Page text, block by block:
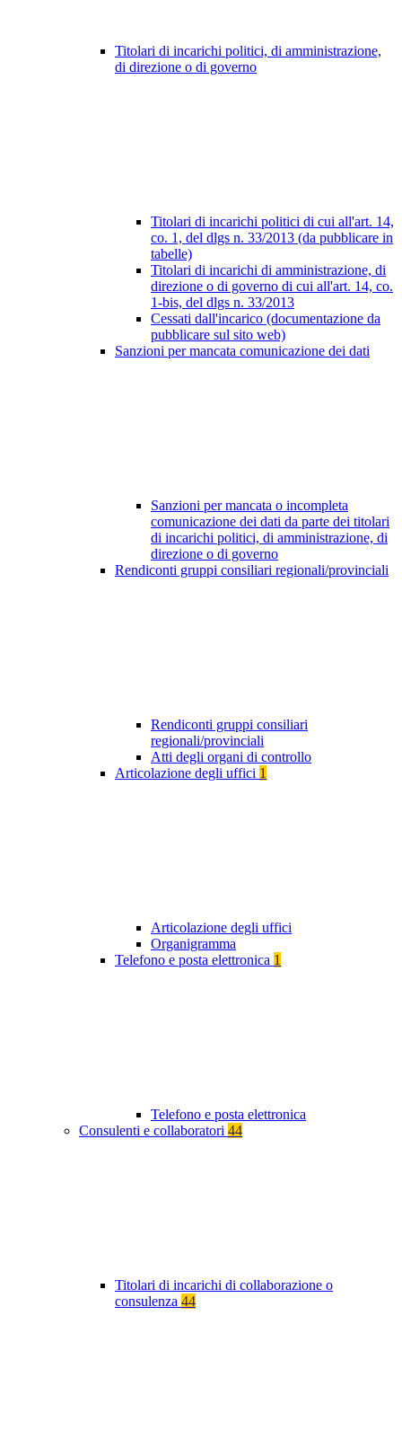
Titolari di incarichi politici, di amministrazione,
di direzione o di governo
Titolari di incarichi politici di cui all'art. 14,
co. 1, del dlgs n. 33/2013 (da pubblicare in
tabelle)
Titolari di incarichi di amministrazione, di
direzione o di governo di cui all'art. 14, co.
1-bis, del dlgs n. 33/2013
Cessati dall'incarico (documentazione da
pubblicare sul sito web)
Sanzioni per mancata comunicazione dei dati
Sanzioni per mancata o incompleta
comunicazione dei dati da parte dei titolari
di incarichi politici, di amministrazione, di
direzione o di governo
Rendiconti gruppi consiliari regionali/provinciali
Rendiconti gruppi consiliari
regionali/provinciali
Atti degli organi di controllo
Articolazione degli uffici 1
Articolazione degli uffici
Organigramma
Telefono e posta elettronica 1
Telefono e posta elettronica
Consulenti e collaboratori 44
Titolari di incarichi di collaborazione o
consulenza 44